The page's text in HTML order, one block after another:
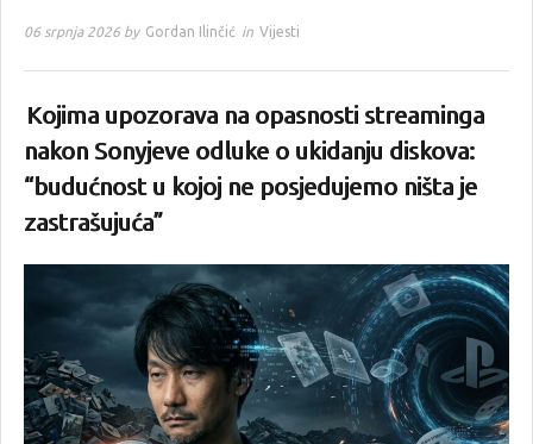
06 srpnja 2026 by Gordan Ilinčić in Vijesti
Kojima upozorava na opasnosti streaminga
nakon Sonyjeve odluke o ukidanju diskova:
“budućnost u kojoj ne posjedujemo ništa je
zastrašujuća”